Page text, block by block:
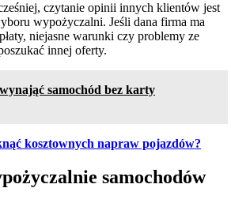
czytanie opinii innych klientów jest
wypożyczalni. Jeśli dana firma ma
niejasne warunki czy problemy ze
innej oferty.
samochód bez karty
kosztownych napraw pojazdów?
samochodów